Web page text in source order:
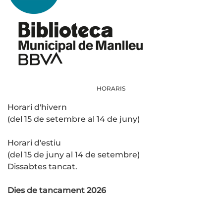
HORARIS
Horari d'hivern
(del 15 de setembre al 14 de juny)
Horari d'estiu
(del 15 de juny al 14 de setembre)
Dissabtes tancat.
Dies de tancament 2026